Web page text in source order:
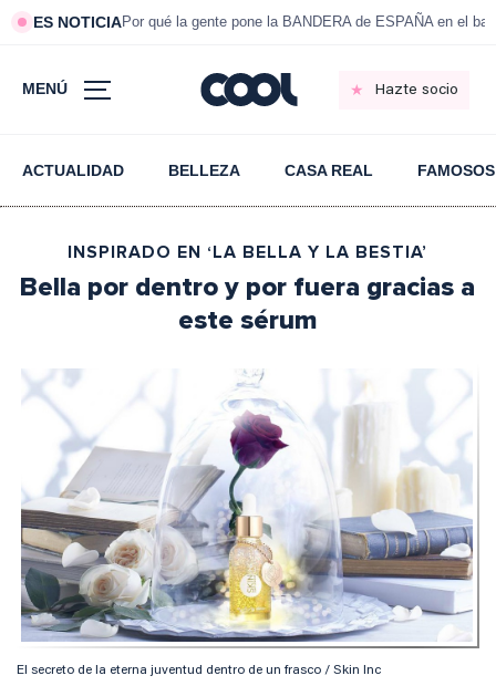
ES NOTICIAPor qué la gente pone la BANDERA de ESPAÑA en el
MENÚ Hazte socio
ACTUALIDAD BELLEZA CASA REAL FAMOSOS
INSPIRADO EN ‘LA BELLA Y LA BESTIA’
Bella por dentro y por fuera gracias a
este sérum
El secreto de la eterna juventud dentro de un frasco / Skin Inc